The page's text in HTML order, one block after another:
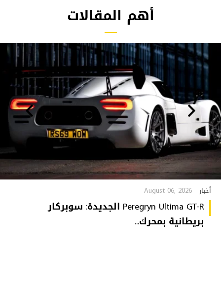
أهم المقالات
أخبار August 06, 2026
Peregryn Ultima GT-R الجديدة: سوبركار
بريطانية بمحرك...